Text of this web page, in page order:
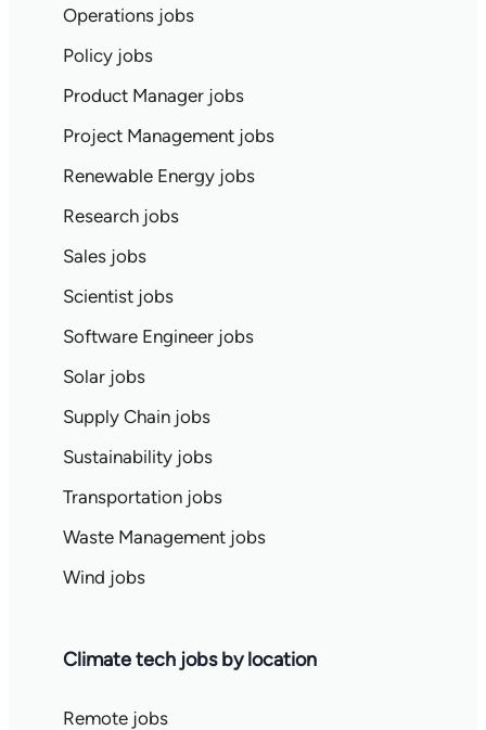
Operations jobs
Policy jobs
Product Manager jobs
Project Management jobs
Renewable Energy jobs
Research jobs
Sales jobs
Scientist jobs
Software Engineer jobs
Solar jobs
Supply Chain jobs
Sustainability jobs
Transportation jobs
Waste Management jobs
Wind jobs
Climate tech jobs by location
Remote jobs